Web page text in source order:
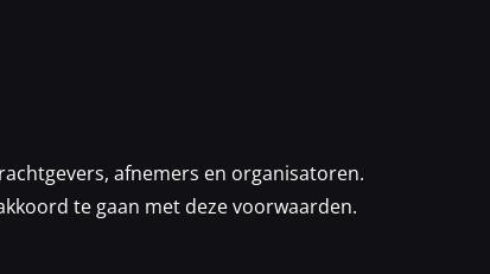
afnemers en organisatoren.
te gaan met deze voorwaarden.